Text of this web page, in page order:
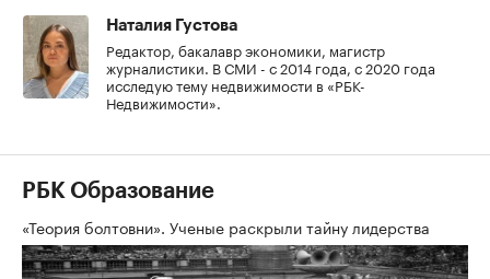
Наталия Густова
Редактор, бакалавр экономики, магистр
журналистики. В СМИ - с 2014 года, с 2020 года
исследую тему недвижимости в «РБК-
Недвижимости».
РБК Образование
«Теория болтовни». Ученые раскрыли тайну лидерства